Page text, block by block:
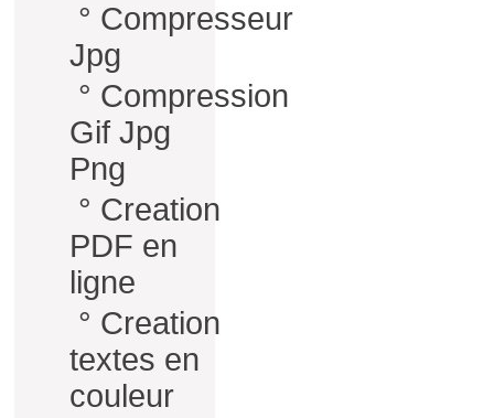
° Compresseur
Jpg
° Compression
Gif Jpg
Png
° Creation
PDF en
ligne
° Creation
textes en
couleur